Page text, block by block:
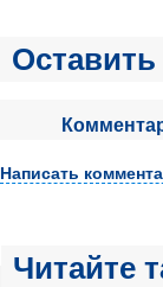
Написать
Читайте